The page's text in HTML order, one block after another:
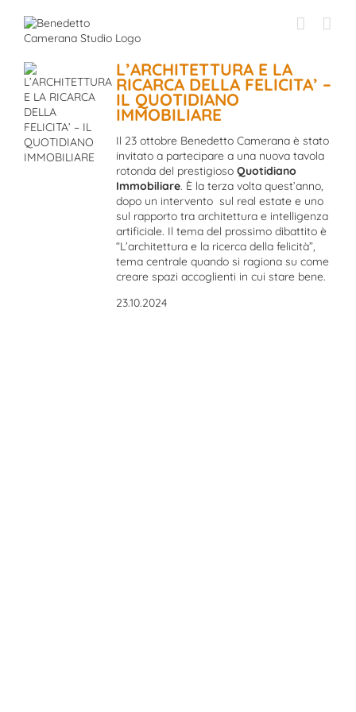
content
L’ARCHITETTURA E LA
RICARCA DELLA FELICITA’ –
IL QUOTIDIANO
IMMOBILIARE
Il 23 ottobre Benedetto Camerana è stato
invitato a partecipare a una nuova tavola
rotonda del prestigiosoQuotidiano
Immobiliare. È la terza volta quest’anno,
dopo un intervento sul real estate e uno
sul rapporto tra architettura e intelligenza
artificiale. Il tema del prossimo dibattito è
“L’architettura e la ricerca della felicità”,
tema centrale quando si ragiona su come
creare spazi accoglienti in cui stare bene.
23.10.2024